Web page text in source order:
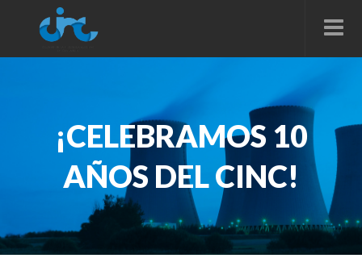
¡CELEBRAMOS 10
AÑOS DEL CINC!